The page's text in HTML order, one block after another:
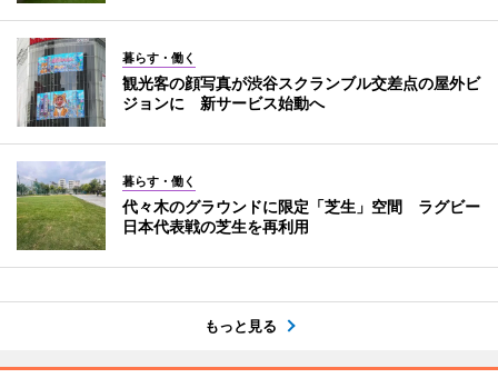
暮らす・働く
観光客の顔写真が渋谷スクランブル交差点の屋外ビ
ジョンに 新サービス始動へ
暮らす・働く
代々木のグラウンドに限定「芝生」空間 ラグビー
日本代表戦の芝生を再利用
もっと見る